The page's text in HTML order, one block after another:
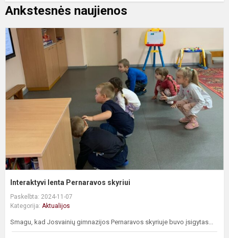
Ankstesnės naujienos
Interaktyvi lenta Pernaravos skyriui
Paskelbta: 2024-11-07
Kategorija: Aktualijos
Smagu, kad Josvainių gimnazijos Pernaravos skyriuje buvo įsigytas...